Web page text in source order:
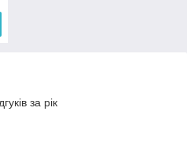
за рік